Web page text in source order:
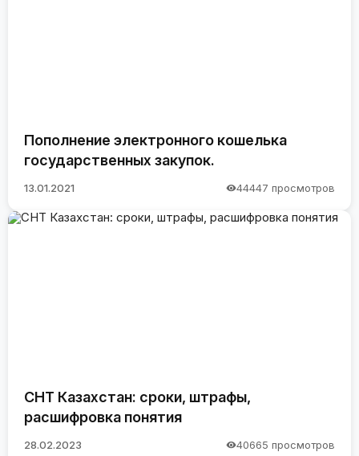
Пополнение электронного кошелька
государственных закупок.
13.01.2021 44447 просмотров
СНТ Казахстан: сроки, штрафы,
расшифровка понятия
28.02.2023 40665 просмотров